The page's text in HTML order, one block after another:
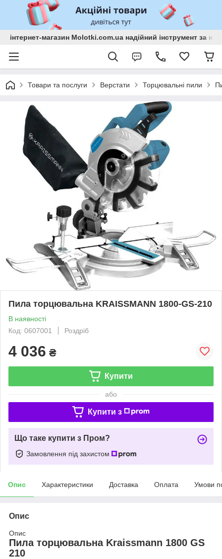
інтернет-магазин Molotki.com.ua надійний інструмент за
Товари та послуги Верстати Торцювальні пили
Пила торцювальна KRAISSMANN 1800-GS-210
В наявності
Код: 0607001
Роздріб
4 036 ₴
Купити
або
Купити з
Що таке купити з Пром?
Замовлення під захистом
Опис Характеристики Доставка Оплата Умови
Опис
Опис
Пила торцювальна Kraissmann 1800 GS
210